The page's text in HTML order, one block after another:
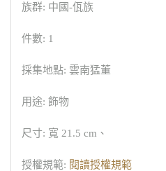
族群: 中國-佤族
件數: 1
採集地點: 雲南猛董
用途: 飾物
尺寸: 寬 21.5 cm、
授權規範: 閱讀授權規範